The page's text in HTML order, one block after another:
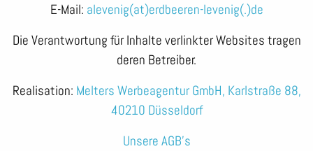
E-Mail: alevenig(at)erdbeeren-levenig(.)de
Die Verantwortung für Inhalte verlinkter Websites tragen
deren Betreiber.
Realisation: Melters Werbeagentur GmbH, Karlstraße 88,
40210 Düsseldorf
Unsere AGB's